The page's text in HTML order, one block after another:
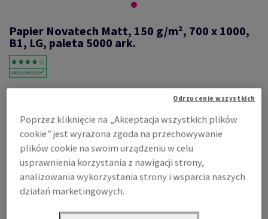
Papier Novatech Matt, 150 g/m², 700 x 1000,
B1, LG, paleta 5000 ark.
#517837
150g/m2, 700mm x 1000mm, B1, LG, nieryzowane na pal. 5000 ark.,
flaga co 250 ark., 100 % PEFC Certified
Zobacz dane techniczne
Cena z uwzględnieniem VAT
1 183,59 zł
Poprzez kliknięcie na „Akceptacja wszystkich plików
cookie” jest wyrażona zgoda na przechowywanie
plików cookie na swoim urządzeniu w celu
usprawnienia korzystania z nawigacji strony,
analizowania wykorzystania strony i wsparcia naszych
działań marketingowych.
Odrzucenie wszystkich